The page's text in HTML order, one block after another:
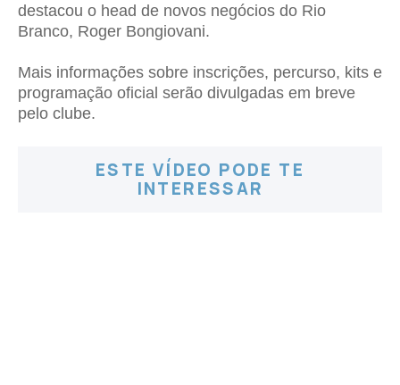
destacou o head de novos negócios do Rio
Branco, Roger Bongiovani.
Mais informações sobre inscrições, percurso, kits e
programação oficial serão divulgadas em breve
pelo clube.
ESTE VÍDEO PODE TE
INTERESSAR